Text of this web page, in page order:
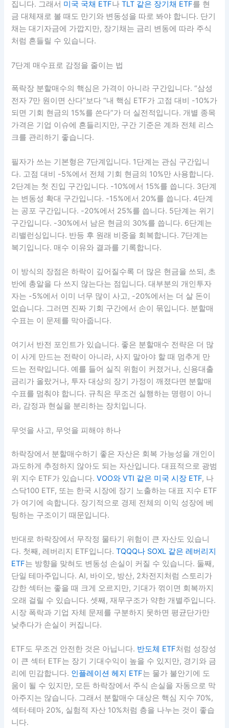
집니다. 그래서 미국 국채 ETF나TLT 같은 장기채 ETF를 현
금 대체재로 볼 때도 만기와 변동성을 따로 봐야 합니다. 단기
채는 대기자금에 가깝지만, 장기채는 금리 변동에 따라 주식
처럼 흔들릴 수 있습니다.
7단계 매수표로 감정을 줄이는 법
폭락장 분할매수의 핵심은 가격이 아니라 구간입니다. “삼성
전자 7만 원이면 산다”보다 “내 핵심 ETF가 고점 대비 -10%가
되면 기회 현금의 15%를 쓴다”가 더 실전적입니다. 개별 종목
가격은 기업 이슈에 흔들리지만, 구간 기준은 계좌 전체 리스
크를 관리하기 좋습니다.
필자가 쓰는 기본형은 7단계입니다. 1단계는 관심 구간입니
다. 고점 대비 -5%에서 전체 기회 현금의 10%만 사용합니다.
2단계는 첫 진입 구간입니다. -10%에서 15%를 씁니다. 3단계
는 변동성 확대 구간입니다. -15%에서 20%를 씁니다. 4단계
는 공포 구간입니다. -20%에서 25%를 씁니다. 5단계는 위기
구간입니다. -30%에서 남은 현금의 30%를 씁니다. 6단계는
리밸런싱입니다. 반등 후 원래 비중을 회복합니다. 7단계는
복기입니다. 매수 이유와 결과를 기록합니다.
이 방식의 장점은 하락이 깊어질수록 더 많은 현금을 쓰되, 초
반에 총알을 다 쓰지 않는다는 점입니다. 대부분의 개인투자
자는 -5%에서 이미 너무 많이 사고, -20%에서는 더 살 돈이
없습니다. 그러면 진짜 기회 구간에서 손이 묶입니다. 분할매
수표는 이 문제를 막아줍니다.
여기서 반전 포인트가 있습니다. 좋은 분할매수 전략은 더 많
이 사게 만드는 전략이 아니라, 사지 말아야 할 때 멈추게 만
드는 전략입니다. 예를 들어 실직 위험이 커졌거나, 신용대출
금리가 올랐거나, 투자 대상의 장기 가정이 깨졌다면 분할매
수표를 멈춰야 합니다. 규칙은 무조건 실행하는 명령이 아니
라, 감정과 현실을 분리하는 장치입니다.
무엇을 사고, 무엇을 피해야 하나
하락장에서 분할매수하기 좋은 자산은 회복 가능성을 개인이
과도하게 추정하지 않아도 되는 자산입니다. 대표적으로 광범
위 지수 ETF가 있습니다.VOO와 VTI 같은 미국 시장 ETF, 나
스닥100 ETF, 또는 한국 시장에 장기 노출하는 대표 지수 ETF
가 여기에 속합니다. 장기적으로 경제 전체의 이익 성장에 베
팅하는 구조이기 때문입니다.
반대로 하락장에서 무작정 물타기 위험이 큰 자산도 있습니
다. 첫째, 레버리지 ETF입니다.TQQQ나 SOXL 같은 레버리지
ETF는 방향을 맞혀도 변동성 손실이 커질 수 있습니다. 둘째,
단일 테마주입니다. AI, 바이오, 방산, 2차전지처럼 스토리가
강한 섹터는 좋을 때 크게 오르지만, 기대가 꺾이면 회복까지
오래 걸릴 수 있습니다. 셋째, 재무구조가 약한 개별주입니다.
시장 폭락과 기업 자체 문제를 구분하지 못하면 평균단가만
낮추다가 손실이 커집니다.
ETF도 무조건 안전한 것은 아닙니다. 반도체 ETF처럼 성장성
이 큰 섹터 ETF는 장기 기대수익이 높을 수 있지만, 경기와 금
리에 민감합니다. 인플레이션 헤지 ETF는 물가 불안기에 도
움이 될 수 있지만, 모든 하락장에서 주식 손실을 자동으로 막
아주지는 않습니다. 그래서 분할매수 대상은 핵심 지수 70%,
섹터·테마 20%, 실험적 자산 10%처럼 층을 나누는 것이 좋습
니다.